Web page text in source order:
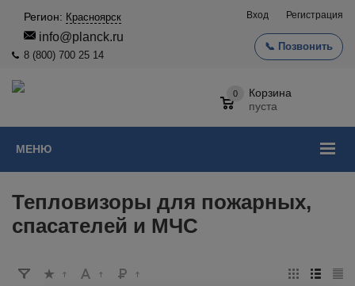
Регион: Красноярск
info@planck.ru
8 (800) 700 25 14
📞 Позвонить
Вход Регистрация
МЕНЮ
0
Корзина
пуста
Тепловизоры для пожарных,
спасателей и МЧС